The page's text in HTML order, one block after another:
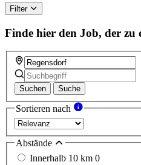
Filter
Finde hier den Job, der zu
Suchen Suche
Sortieren nach
Abstände
Innerhalb 10 km 0